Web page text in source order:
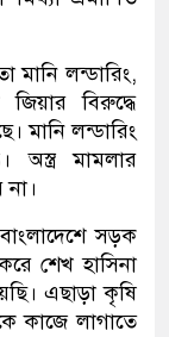
মানি লন্ডারিং,
বিরুদ্ধে
মানি লন্ডারিং
অস্ত্র মামলার
সড়ক
শেখ হাসিনা
এছাড়া কৃষি
কাজে লাগাতে